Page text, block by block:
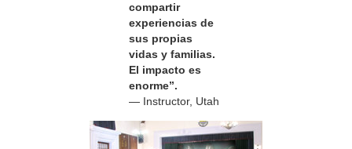
compartir
experiencias de
sus propias
vidas y familias.
El impacto es
enorme”.
— Instructor, Utah